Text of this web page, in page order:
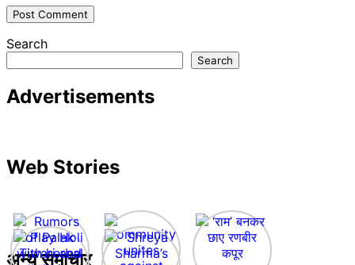
Search
Search
Advertisements
Web Stories
अन्य समाचार